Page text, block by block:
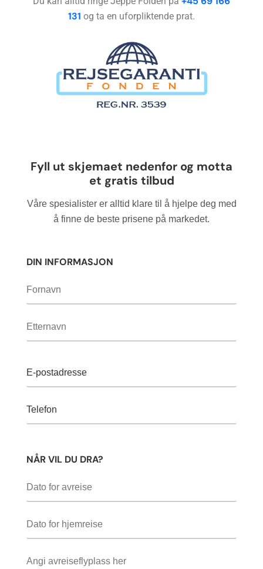
131 og ta en uforpliktende prat.
la dette
tomt.
Fyll ut skjemaet nedenfor og motta
et gratis tilbud
Våre spesialister er alltid klare til å hjelpe deg med
å finne de beste prisene på markedet.
DIN INFORMASJON
NÅR VIL DU DRA?